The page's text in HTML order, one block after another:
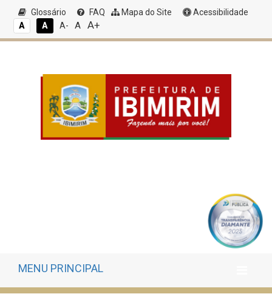
Glossário FAQ Mapa do Site
Acessibilidade
A
A A- A A+
MENU PRINCIPAL